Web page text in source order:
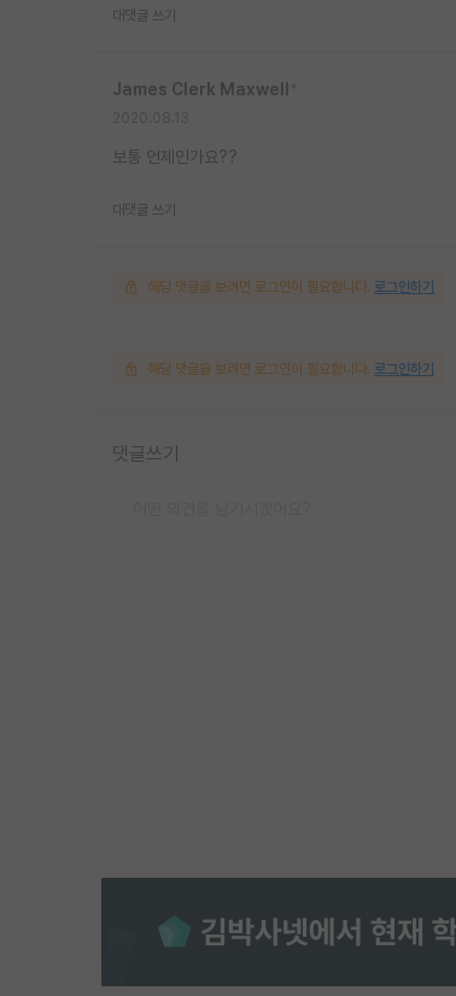
대댓글 쓰기
James Clerk Maxwell
보통 언제인가요??
대댓글 쓰기
해당 댓글을 보려면 로그인이 필요합니다. 로그인하기
해당 댓글을 보려면 로그인이 필요합니다. 로그인하기
댓글쓰기